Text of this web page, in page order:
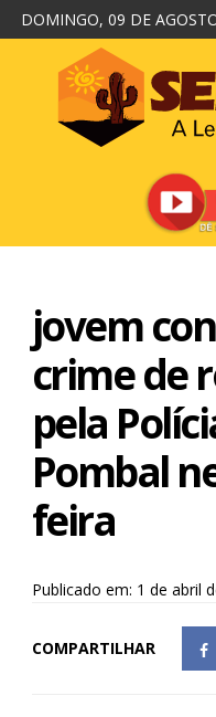
DOMINGO, 09 DE
jovem
crime de
pela
Pombal
feira
Publicado em: 1 de abril
COMPARTILHAR